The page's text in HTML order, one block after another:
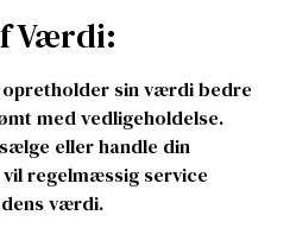
Værdi:
opretholder sin værdi bedre
med vedligeholdelse.
eller handle din
regelmæssig service
værdi.